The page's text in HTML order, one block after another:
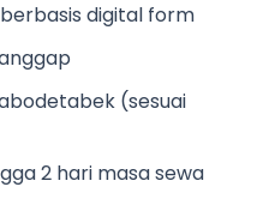
digital form
(sesuai
2 hari masa sewa